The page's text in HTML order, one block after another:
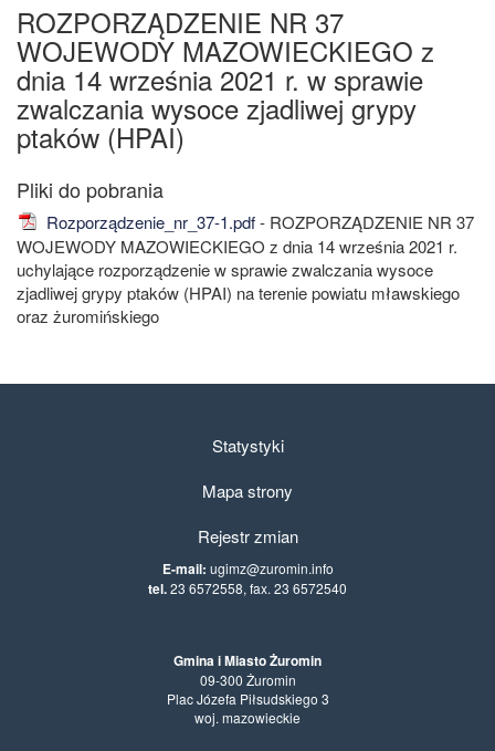
ROZPORZĄDZENIE NR 37
WOJEWODY MAZOWIECKIEGO z
dnia 14 września 2021 r. w sprawie
zwalczania wysoce zjadliwej grypy
ptaków (HPAI)
Rozporządzenie_nr_37-1.pdf- ROZPORZĄDZENIE NR 37
WOJEWODY MAZOWIECKIEGO z dnia 14 września 2021 r.
uchylające rozporządzenie w sprawie zwalczania wysoce
zjadliwej grypy ptaków (HPAI) na terenie powiatu mławskiego
oraz żuromińskiego
Statystyki
Mapa strony
Rejestr zmian
E-mail: ugimz@zuromin.info
tel.23 6572558, fax. 23 6572540
Gmina i Miasto Żuromin
09-300 Żuromin
Plac Józefa Piłsudskiego 3
woj. mazowieckie